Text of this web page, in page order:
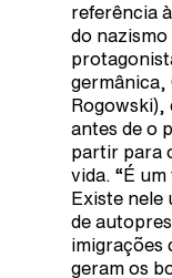
referência
do
germânica,
Rogowski),
antes de o
partir para
vida. “É um
Existe nele
de
imigrações
geram os